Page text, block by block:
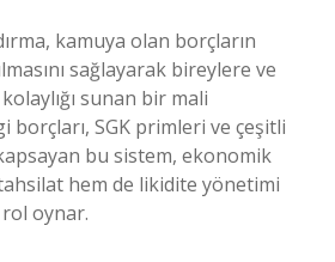
kamuya olan borçların
sağlayarak bireylere ve
sunan bir mali
borçları, SGK primleri ve çeşitli
bu sistem, ekonomik
hem de likidite yönetimi
oynar.